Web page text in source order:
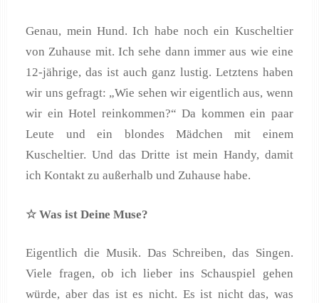
Genau, mein Hund. Ich habe noch ein Kuscheltier
von Zuhause mit. Ich sehe dann immer aus wie eine
12-jährige, das ist auch ganz lustig. Letztens haben
wir uns gefragt: „Wie sehen wir eigentlich aus, wenn
wir ein Hotel reinkommen?“ Da kommen ein paar
Leute und ein blondes Mädchen mit einem
Kuscheltier. Und das Dritte ist mein Handy, damit
ich Kontakt zu außerhalb und Zuhause habe.
☆ Was ist Deine Muse?
Eigentlich die Musik. Das Schreiben, das Singen.
Viele fragen, ob ich lieber ins Schauspiel gehen
würde, aber das ist es nicht. Es ist nicht das, was